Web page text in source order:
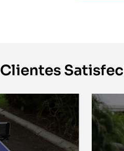
Clientes